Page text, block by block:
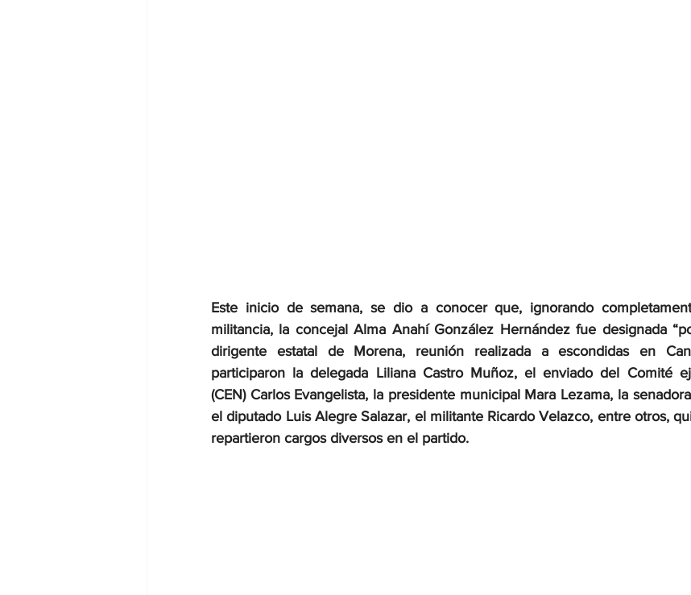
Este inicio de semana, se dio a conocer que, ignorando
militancia, la concejal Alma Anahí González Hernández fue designada
dirigente estatal de Morena, reunión realizada a escondidas en
participaron la delegada Liliana Castro Muñoz, el enviado del Comité
(CEN) Carlos Evangelista, la presidente municipal Mara Lezama, la
el diputado Luis Alegre Salazar, el militante Ricardo Velazco, entre otros,
repartieron cargos diversos en el partido.